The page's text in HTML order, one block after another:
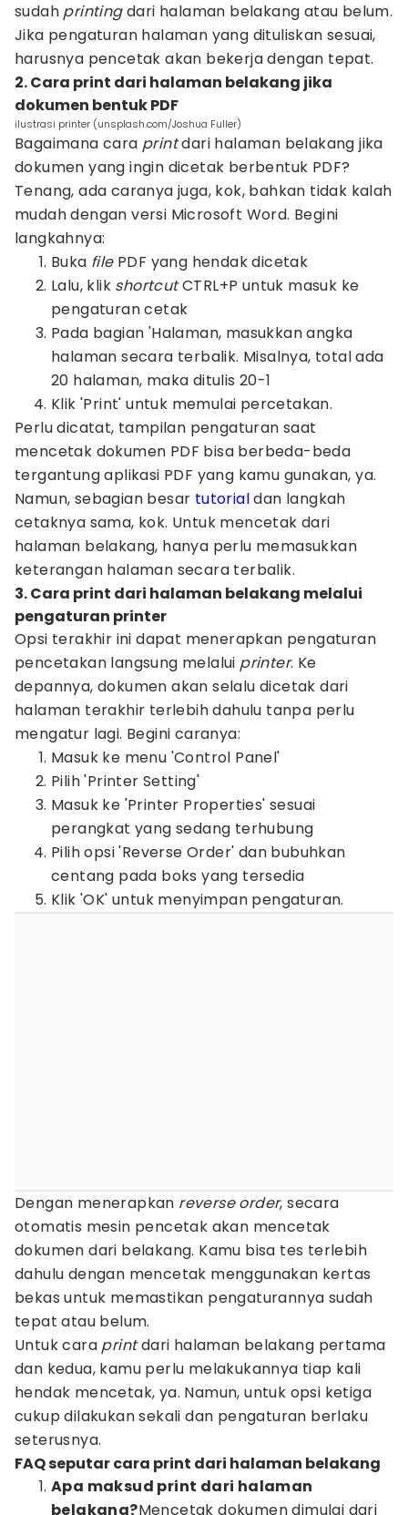
sudah printingdari halaman belakang atau belum.
Jika pengaturan halaman yang dituliskan sesuai,
harusnya pencetak akan bekerja dengan tepat.
2. Cara print dari halaman belakang jika
dokumen bentuk PDF
ilustrasi printer (unsplash.com/Joshua Fuller)
Bagaimana cara printdari halaman belakang jika
dokumen yang ingin dicetak berbentuk PDF?
Tenang, ada caranya juga, kok, bahkan tidak kalah
mudah dengan versi Microsoft Word. Begini
langkahnya:
Buka filePDF yang hendak dicetak
Lalu, klik shortcutCTRL+P untuk masuk ke
pengaturan cetak
Pada bagian 'Halaman, masukkan angka
halaman secara terbalik. Misalnya, total ada
20 halaman, maka ditulis 20-1
Klik 'Print' untuk memulai percetakan.
Perlu dicatat, tampilan pengaturan saat
mencetak dokumen PDF bisa berbeda-beda
tergantung aplikasi PDF yang kamu gunakan, ya.
Namun, sebagian besar tutorialdan langkah
cetaknya sama, kok. Untuk mencetak dari
halaman belakang, hanya perlu memasukkan
keterangan halaman secara terbalik.
3. Cara print dari halaman belakang melalui
pengaturan printer
Opsi terakhir ini dapat menerapkan pengaturan
pencetakan langsung melalui printer. Ke
depannya, dokumen akan selalu dicetak dari
halaman terakhir terlebih dahulu tanpa perlu
mengatur lagi. Begini caranya:
Masuk ke menu 'Control Panel'
Pilih 'Printer Setting'
Masuk ke 'Printer Properties' sesuai
perangkat yang sedang terhubung
Pilih opsi 'Reverse Order' dan bubuhkan
centang pada boks yang tersedia
Klik 'OK' untuk menyimpan pengaturan.
Dengan menerapkan reverse order, secara
otomatis mesin pencetak akan mencetak
dokumen dari belakang. Kamu bisa tes terlebih
dahulu dengan mencetak menggunakan kertas
bekas untuk memastikan pengaturannya sudah
tepat atau belum.
Untuk cara printdari halaman belakang pertama
dan kedua, kamu perlu melakukannya tiap kali
hendak mencetak, ya. Namun, untuk opsi ketiga
cukup dilakukan sekali dan pengaturan berlaku
seterusnya.
FAQ seputar cara print dari halaman belakang
Apa maksud print dari halaman
belakang?Mencetak dokumen dimulai dari